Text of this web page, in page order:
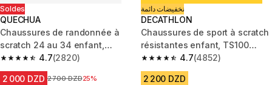
Soldes
QUECHUA
Chaussures de randonnée à
scratch 24 au 34 enfant,
NH100 noir4.7
4.7 out of 5 stars from 2820 reviews
(2820)
2 000 DZD Prix avant la réduction
2 700 DZD25%
تخفيضات دائمة
DECATHLON
Chaussures de sport à scratch
résistantes enfant, TS100
blanc rose4.7
4.7 out of 5 stars from 4852
(4852)
2 200 DZD